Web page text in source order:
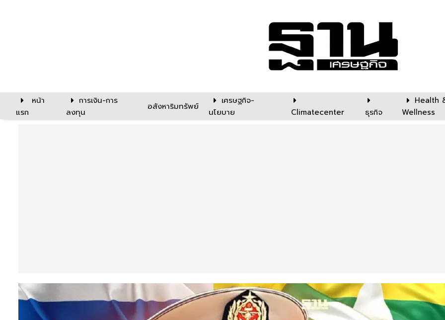
หน้า
แรก
การเงิน-การ
ลงทุน
อสังหาริมทรัพย์
เศรษฐกิจ-
นโยบาย
Climatecenter ธุรกิจ
Health
Wellness